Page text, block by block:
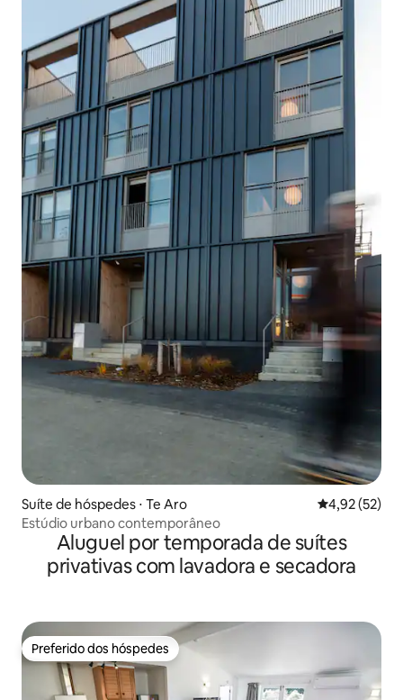
Suíte de hóspedes ⋅ Te Aro 4,92 de uma
4,92 (52)
Estúdio urbano contemporâneo
Aluguel por temporada de suítes
privativas com lavadora e secadora
Preferido dos hóspedes
Preferido dos hóspedes